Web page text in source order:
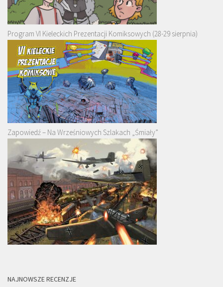
Program VI Kieleckich Prezentacji Komiksowych (28-29 sierpnia)
Zapowiedź – Na Wrześniowych Szlakach „Śmiały”
NAJNOWSZE RECENZJE